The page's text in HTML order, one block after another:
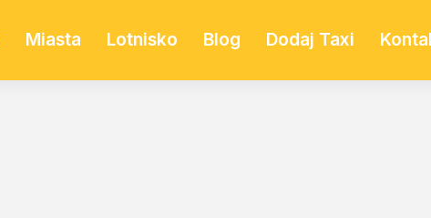
Miasta Lotnisko Blog Dodaj Taxi